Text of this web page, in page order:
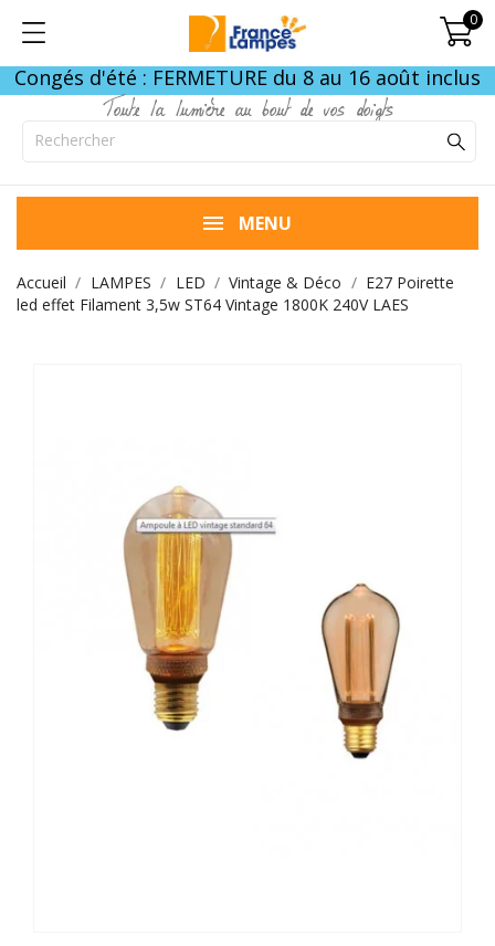
0
Congés d'été : FERMETURE du 8 au 16 août inclus
Toute la lumière au bout de vos doigts
MENU
Accueil LAMPES LED Vintage & Déco
E27 Poirette
led effet Filament 3,5w ST64 Vintage 1800K 240V LAES